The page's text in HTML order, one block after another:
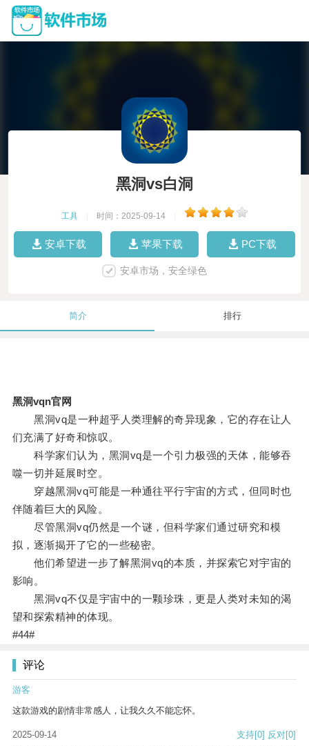
黑洞vs白洞
工具 时间：2025-09-14
安卓下载 苹果下载 PC下载
安卓市场，安全绿色
简介 排行
黑洞vqn官网
黑洞vq是一种超乎人类理解的奇异现象，它的存在让人
们充满了好奇和惊叹。
科学家们认为，黑洞vq是一个引力极强的天体，能够吞
噬一切并延展时空。
穿越黑洞vq可能是一种通往平行宇宙的方式，但同时也
伴随着巨大的风险。
尽管黑洞vq仍然是一个谜，但科学家们通过研究和模
拟，逐渐揭开了它的一些秘密。
他们希望进一步了解黑洞vq的本质，并探索它对宇宙的
影响。
黑洞vq不仅是宇宙中的一颗珍珠，更是人类对未知的渴
望和探索精神的体现。
#44#
评论
游客
这款游戏的剧情非常感人，让我久久不能忘怀。
2025-09-14 支持[0] 反对[0]